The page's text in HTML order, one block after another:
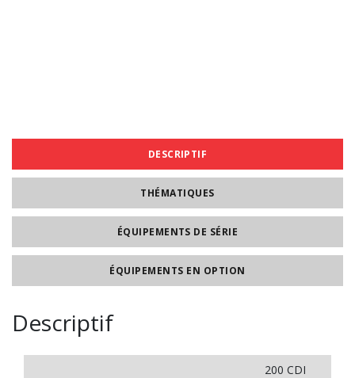
DESCRIPTIF
THÉMATIQUES
ÉQUIPEMENTS DE SÉRIE
ÉQUIPEMENTS EN OPTION
Descriptif
200 CDI